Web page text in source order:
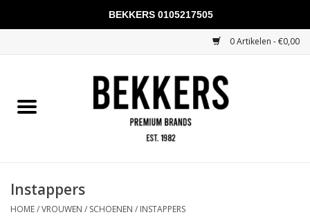
0 Artikelen - €0,00
Mannen
KADOBONNEN
Instappers
HOME/VROUWEN / SCHOENEN / INSTAPPERS
BEKKERS 0105217505